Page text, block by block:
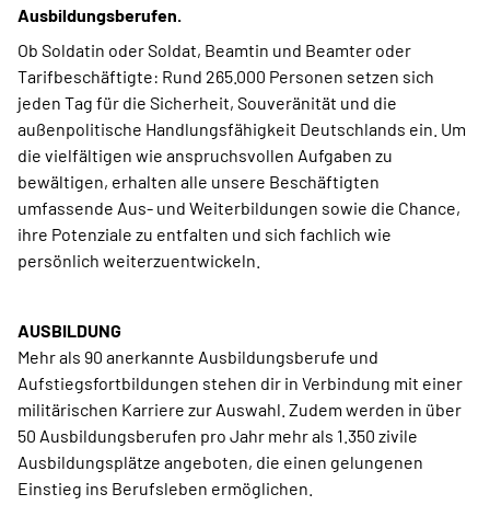
Ausbildungsberufen.
Ob Soldatin oder Soldat, Beamtin und Beamter oder
Tarifbeschäftigte: Rund 265.000 Personen setzen sich
jeden Tag für die Sicherheit, Souveränität und die
außenpolitische Handlungsfähigkeit Deutschlands ein. Um
die vielfältigen wie anspruchsvollen Aufgaben zu
bewältigen, erhalten alle unsere Beschäftigten
umfassende Aus- und Weiterbildungen sowie die Chance,
ihre Potenziale zu entfalten und sich fachlich wie
persönlich weiterzuentwickeln.
AUSBILDUNG
Mehr als 90 anerkannte Ausbildungsberufe und
Aufstiegsfortbildungen stehen dir in Verbindung mit einer
militärischen Karriere zur Auswahl. Zudem werden in über
50 Ausbildungsberufen pro Jahr mehr als 1.350 zivile
Ausbildungsplätze angeboten, die einen gelungenen
Einstieg ins Berufsleben ermöglichen.